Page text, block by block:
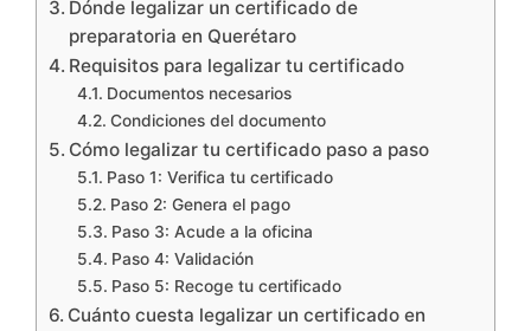
Dónde legalizar un certificado de
preparatoria en Querétaro
Requisitos para legalizar tu certificado
Documentos necesarios
Condiciones del documento
Cómo legalizar tu certificado paso a paso
Paso 1: Verifica tu certificado
Paso 2: Genera el pago
Paso 3: Acude a la oficina
Paso 4: Validación
Paso 5: Recoge tu certificado
Cuánto cuesta legalizar un certificado en